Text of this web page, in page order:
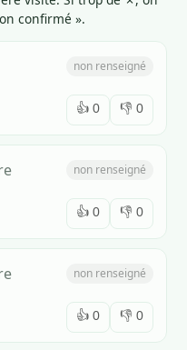
confirmé ».
non renseigné
👍 0 👎 0
non renseigné
👍 0 👎 0
non renseigné
👍 0 👎 0